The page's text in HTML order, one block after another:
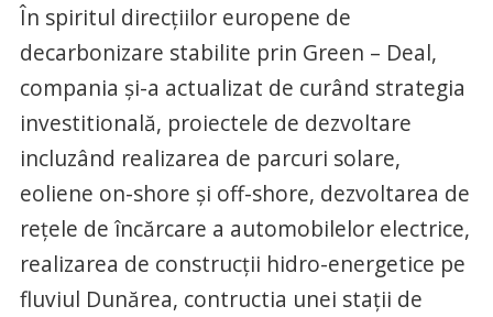
În spiritul direcţiilor europene de
decarbonizare stabilite prin Green – Deal,
compania şi-a actualizat de curând strategia
investitională, proiectele de dezvoltare
incluzând realizarea de parcuri solare,
eoliene on-shore şi off-shore, dezvoltarea de
reţele de încărcare a automobilelor electrice,
realizarea de construcţii hidro-energetice pe
fluviul Dunărea, contructia unei staţii de